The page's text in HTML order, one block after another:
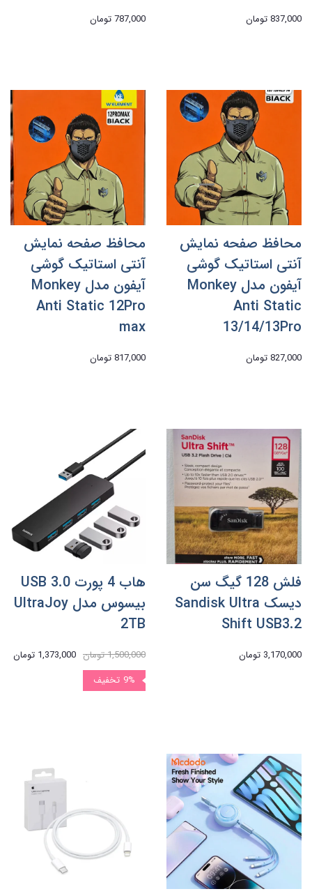
837,000 تومان 787,000 تومان
محافظ صفحه نمایش
آنتی استاتیک گوشی
آیفون مدل Monkey
Anti Static
13/14/13Pro
827,000 تومان
محافظ صفحه نمایش
آنتی استاتیک گوشی
آیفون مدل Monkey
Anti Static 12Pro
max
817,000 تومان
فلش 128 گیگ سن
دیسک Sandisk Ultra
Shift USB3.2
3,170,000 تومان
هاب 4 پورت USB 3.0
بیسوس مدل UltraJoy
2TB
1,500,000 تومان
1,373,000 تومان
9% تخفیف